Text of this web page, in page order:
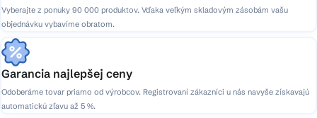
Vyberajte z ponuky 90 000 produktov. Vďaka veľkým skladovým zásobám vašu
objednávku vybavíme obratom.
Garancia najlepšej ceny
Odoberáme tovar priamo od výrobcov. Registrovaní zákazníci u nás navyše získavajú
automatickú zľavu až 5 %.